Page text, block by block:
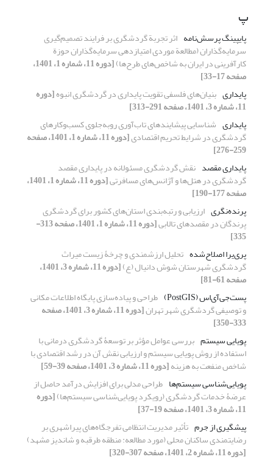
پ
پایپینگ پرسش‌نامه اثر تجربة گردشگری بر فرایند تصمیم‌گیری
سرمایه‌گذاران (مطالعة موردی امتیازدهی سرمایه‌گذاران حوزة
کارآفرینی در ایران به شاخص‌های طرح‌ها) [دوره 11، شماره 1، 1401،
صفحه 17-33]
پایداری بنیان‌های فلسفی تقویت پایداری در گردشگری انبوه[دوره
11، شماره 3، 1401، صفحه 291-313]
پایداری شناسایی پیشایندهای تاب‌آوری روبه‌جلوی کسب‌وکارهای
گردشگری در شرایط تحریم اقتصادی [دوره 11، شماره 1، 1401، صفحه
259-276]
پایداری مقصد نقش گردشگری مسئولانه در پایداری مقصد
گردشگری در هتل‏‌ها و آژانس‏‌های مسافرتی [دوره 11، شماره 1، 1401،
صفحه 177-190]
پرنده‌نگری ارزیابی و رتبه‏‌بندی استان‏‌های کشور برای گردشگری
پرندگان در مقصدهای تالابی [دوره 11، شماره 1، 1401، صفحه 313-
335]
پری‌یرا اصلاح‌شده تحلیل ارزشمندی و چرخۀ زیست میراث
گردشگری شهرستان شوش دانیال (ع) [دوره 11، شماره 3، 1401،
صفحه 61-81]
پست‌جی‌آی‌اس (PostGIS)
طراحی و پیاده‌سازی پایگاه اطلاعات مکانی
و توصیفی گردشگری شهر تهران [دوره 11، شماره 3، 1401، صفحه
333-350]
پویایی سیستم بررسی عوامل مؤثر بر توسعۀ گردشگری درمانی با
استفاده از روش پویایی سیستم و ارزیابی نقش آن در رشد اقتصادی با
شاخص منفعت به هزینه[دوره 11، شماره 3، 1401، صفحه 39-59]
پویایی‌شناسی سیستم‌ها طراحی مدلی برای افزایش درآمد حاصل از
عرضۀ خدمات گردشگری (رویکرد پویایی‌شناسی سیستم‌ها)[دوره
11، شماره 3، 1401، صفحه 19-37]
پیشگیری از جرم تأثیر مدیریت انتظامی تفرجگاه‌های پیراشهری بر
رضایتمندی ساکنان محلی (مورد مطالعه: منطقه طرقبه و شاندیز مشهد)
[دوره 11، شماره 2، 1401، صفحه 307-320]